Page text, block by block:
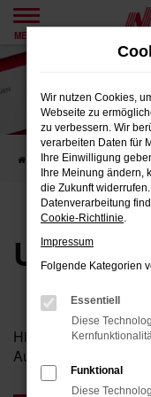
Zum
springen
MENÜ
Startseite Karriere
Unsere
Hier finden Sie
Ausbildungsplätze.
Wir nutzen Cookies,
Webseite zu
zu verbessern. Wir
verarbeiten Daten für
Ihre Einwilligung
Ihre Meinung ändern,
die Zukunft
Datenverarbeitung
Cookie-Richtlinie.
Impressum
Folgende Kategorien
Essentiell
Diese
Funktional
Diese